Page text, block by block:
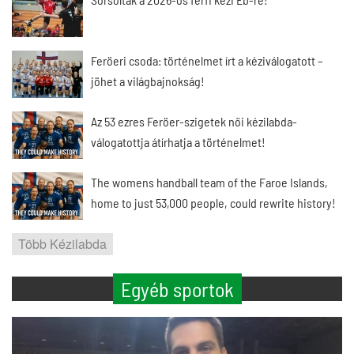
Feröeri csoda: történelmet írt a kéziválogatott –
jöhet a világbajnokság!
Az 53 ezres Feröer-szigetek női kézilabda-
válogatottja átírhatja a történelmet!
The womens handball team of the Faroe Islands,
home to just 53,000 people, could rewrite history!
Több Kézilabda
Egyéb sportok